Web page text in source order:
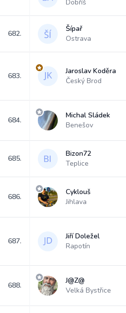
Dobříš
682.
Šípař
Ostrava
683.
Jaroslav Koděra
Český Brod
684.
Michal Sládek
Benešov
685.
Bizon72
Teplice
686.
Cyklouš
Jihlava
687.
Jiří Doležel
Rapotín
688.
J@Z@
Velká Bystřice